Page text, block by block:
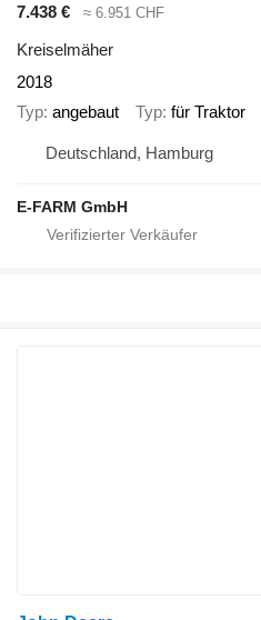
7.438 €
≈ 6.951 CHF
Kreiselmäher
2018
Typ angebaut Typ für Traktor
Deutschland, Hamburg
E-FARM GmbH